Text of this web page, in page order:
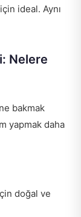
ideal. Aynı
Nelere
bakmak
yapmak daha
doğal ve